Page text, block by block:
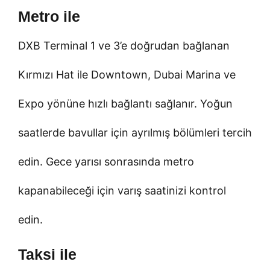
Metro ile
DXB Terminal 1 ve 3’e doğrudan bağlanan
Kırmızı Hat ile Downtown, Dubai Marina ve
Expo yönüne hızlı bağlantı sağlanır. Yoğun
saatlerde bavullar için ayrılmış bölümleri tercih
edin. Gece yarısı sonrasında metro
kapanabileceği için varış saatinizi kontrol
edin.
Taksi ile